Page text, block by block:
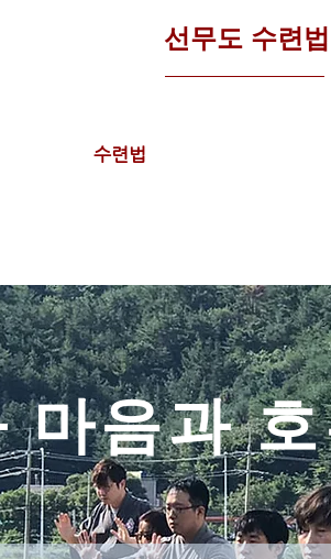
선무도 수련법
수련법
마음과